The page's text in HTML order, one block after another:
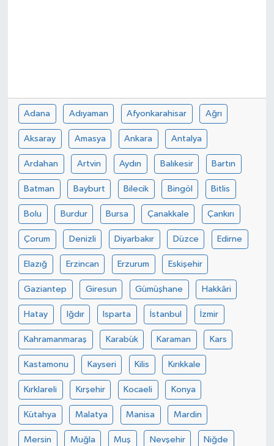
Adana Adıyaman Afyonkarahisar Ağrı
Aksaray Amasya Ankara Antalya
Ardahan Artvin Aydın Balıkesir Bartın
Batman Bayburt Bilecik Bingöl Bitlis
Bolu Burdur Bursa Çanakkale Çankırı
Çorum Denizli Diyarbakır Düzce Edirne
Elazığ Erzincan Erzurum Eskişehir
Gaziantep Giresun Gümüşhane Hakkâri
Hatay Iğdır Isparta İstanbul İzmir
Kahramanmaraş Karabük Karaman Kars
Kastamonu Kayseri Kilis Kırıkkale
Kırklareli Kırşehir Kocaeli Konya
Kütahya Malatya Manisa Mardin
Mersin Muğla Muş Nevşehir Niğde